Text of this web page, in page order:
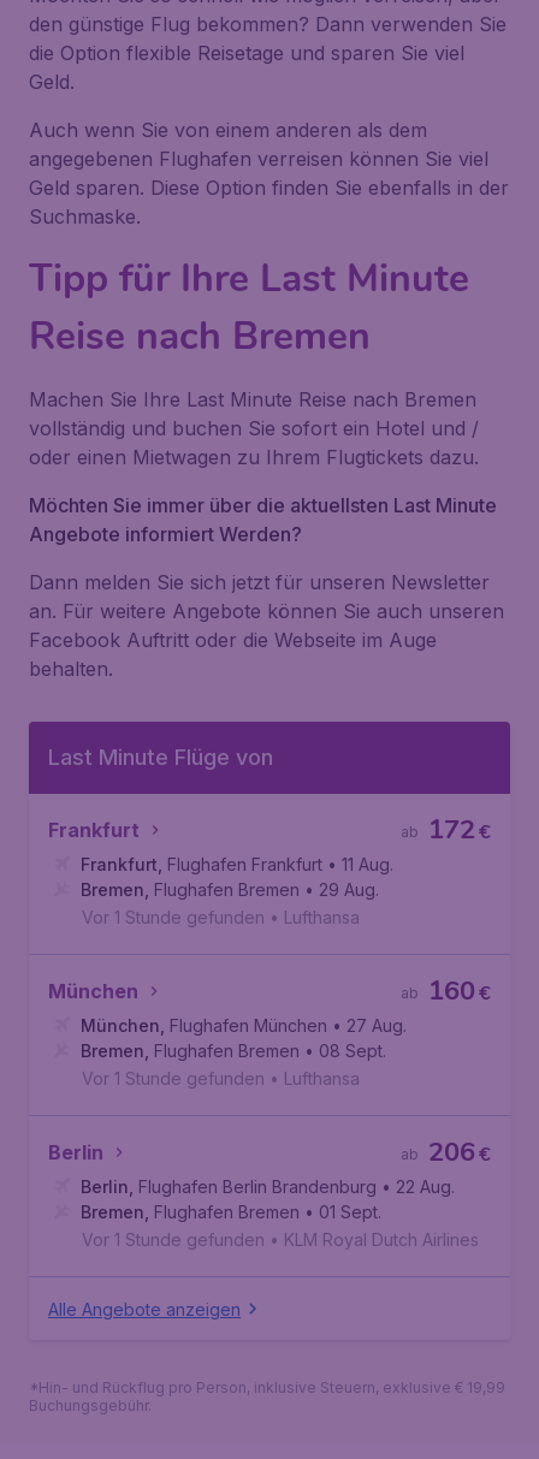
den günstige Flug bekommen? Dann verwenden Sie
die Option flexible Reisetage und sparen Sie viel
Geld.
Auch wenn Sie von einem anderen als dem
angegebenen Flughafen verreisen können Sie viel
Geld sparen. Diese Option finden Sie ebenfalls in der
Suchmaske.
Tipp für Ihre Last Minute
Reise nach Bremen
Machen Sie Ihre Last Minute Reise nach Bremen
vollständig und buchen Sie sofort ein Hotel und /
oder einen Mietwagen zu Ihrem Flugtickets dazu.
Möchten Sie immer über die aktuellsten Last Minute
Angebote informiert Werden?
Dann melden Sie sich jetzt für unseren Newsletter
an. Für weitere Angebote können Sie auch unseren
Facebook Auftritt oder die Webseite im Auge
behalten.
Last Minute Flüge von
Frankfurt €
172
ab
Frankfurt Flughafen Frankfurt • 11 Aug.
Bremen Flughafen Bremen • 29 Aug.
Vor 1 Stunde gefunden • Lufthansa
München €
160
ab
München Flughafen München • 27 Aug.
Bremen Flughafen Bremen • 08 Sept.
Vor 1 Stunde gefunden • Lufthansa
Berlin €
206
ab
Berlin Flughafen Berlin Brandenburg • 22 Aug.
Bremen Flughafen Bremen • 01 Sept.
Vor 1 Stunde gefunden • KLM Royal Dutch Airlines
Alle Angebote anzeigen
*Hin- und Rückflug pro Person, inklusive Steuern, exklusive € 19,99
Buchungsgebühr.